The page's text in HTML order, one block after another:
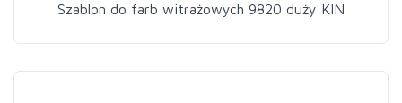
Szablon do farb witrażowych 9820 duży KIN